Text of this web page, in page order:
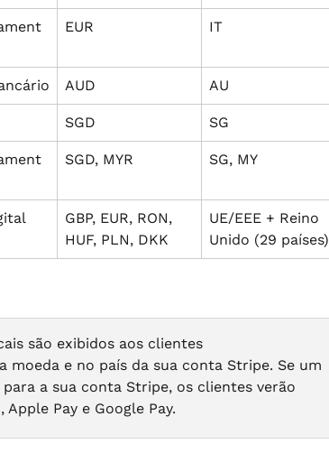
EUR IT
AUD AU
SGD SG
SGD, MYR SG, MY
GBP, EUR, RON,
HUF, PLN, DKK
UE/EEE + Reino
Unido (29 países)
são exibidos aos clientes
moeda e no país da sua conta Stripe. Se um
a sua conta Stripe, os clientes verão
Pay e Google Pay.